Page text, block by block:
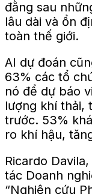
đằng sau
lâu dài và ổn
toàn thế giới.
AI dự đoán
63% các tổ
nó để dự báo
lượng khí thải,
trước. 53%
ro khí hậu,
Ricardo
tác Doanh
“Nghiên cứu